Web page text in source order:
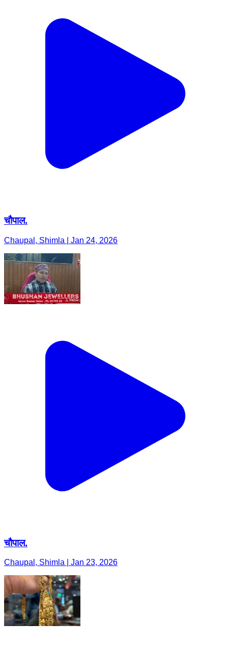
चौपाल.
Chaupal, Shimla | Jan 24, 2026
चौपाल.
Chaupal, Shimla | Jan 23, 2026